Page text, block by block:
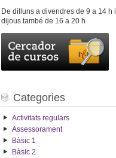
De dilluns a divendres de 9 a 14 h i
dijous també de 16 a 20 h
Categories
Activitats regulars
Assessorament
Bàsic 1
Bàsic 2